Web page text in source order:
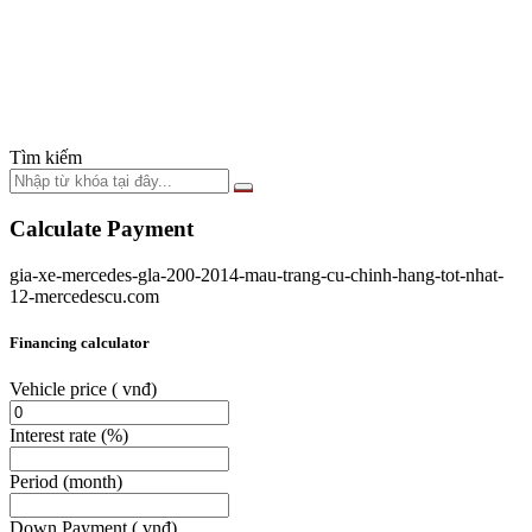
Tìm kiếm
Calculate Payment
gia-xe-mercedes-gla-200-2014-mau-trang-cu-chinh-hang-tot-nhat-
12-mercedescu.com
Financing calculator
Vehicle price ( vnđ)
Interest rate (%)
Period (month)
Down Payment ( vnđ)